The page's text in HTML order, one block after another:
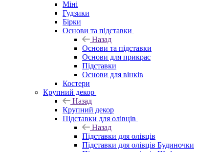
Міні
Гудзики
Бірки
Основи та підставки
Назад
Основи та підставки
Основи для прикрас
Підставки
Основи для вінків
Костери
Крупний декор
Назад
Крупний декор
Підставки для олівців
Назад
Підставки для олівців
Підставки для олівців Будиночки